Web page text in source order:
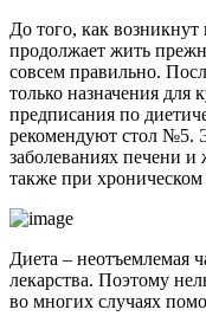
До того, как возникнут
продолжает жить
совсем правильно.
только назначения для
предписания по
рекомендуют стол №5.
заболеваниях печени
также при хроническом
Диета – неотъемлемая
лекарства. Поэтому
во многих случаях